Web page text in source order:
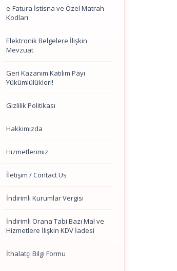
e-Fatura İstisna ve Özel Matrah
Kodları
Elektronik Belgelere İlişkin
Mevzuat
Geri Kazanım Katılım Payı
Yükümlülükleri!
Gizlilik Politikası
Hakkımızda
Hizmetlerimiz
İletişim / Contact Us
İndirimli Kurumlar Vergisi
İndirimli Orana Tabi Bazı Mal ve
Hizmetlere İlişkin KDV İadesi
İthalatçı Bilgi Formu